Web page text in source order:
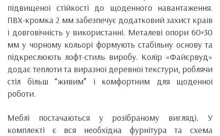
підвищеної стійкості до щоденного навантаження.
ПВХ-кромка 2 мм забезпечує додатковий захист країв
і довговічність у використанні. Металеві опори 60×30
мм у чорному кольорі формують стабільну основу та
підкреслюють лофт-стиль виробу. Колір «Файєрвуд»
додає теплоти та виразної деревної текстури, роблячи
стіл більш “живим” і комфортним для щоденної
роботи.
Меблі постачаються у розібраному вигляді. У
комплекті є вся необхідна фурнітура та схема